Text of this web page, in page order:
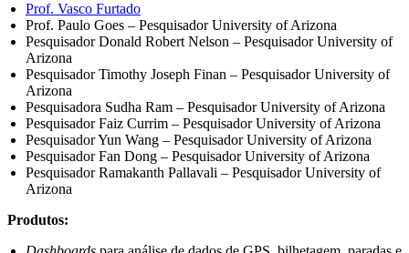
Prof. Vasco Furtado
Prof. Paulo Goes – Pesquisador University of Arizona
Pesquisador Donald Robert Nelson – Pesquisador University of
Arizona
Pesquisador Timothy Joseph Finan – Pesquisador University of
Arizona
Pesquisadora Sudha Ram – Pesquisador University of Arizona
Pesquisador Faiz Currim – Pesquisador University of Arizona
Pesquisador Yun Wang – Pesquisador University of Arizona
Pesquisador Fan Dong – Pesquisador University of Arizona
Pesquisador Ramakanth Pallavali – Pesquisador University of
Arizona
Produtos: